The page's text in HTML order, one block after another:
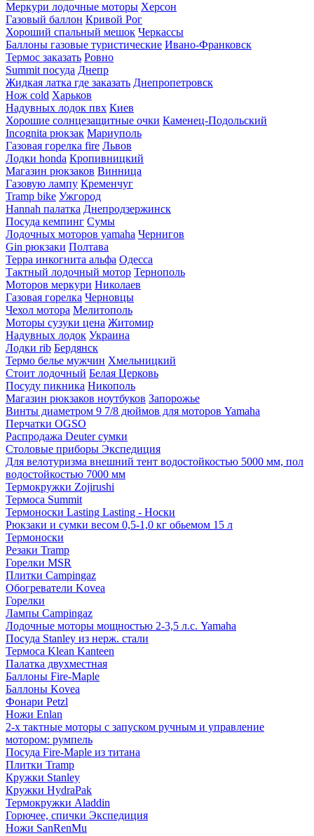
Меркури лодочные моторы Херсон
Газовый баллон Кривой Рог
Хороший спальный мешок Черкассы
Баллоны газовые туристические Ивано-Франковск
Термос заказать Ровно
Summit посуда Днепр
Жидкая латка где заказать Днепропетровск
Нож cold Харьков
Надувных лодок пвх Киев
Хорошие солнцезащитные очки Каменец-Подольский
Incognita рюкзак Мариуполь
Газовая горелка fire Львов
Лодки honda Кропивницкий
Магазин рюкзаков Винница
Газовую лампу Кременчуг
Tramp bike Ужгород
Hannah палатка Днепродзержинск
Посуда кемпинг Сумы
Лодочных моторов yamaha Чернигов
Gin рюкзаки Полтава
Терра инкогнита альфа Одесса
Тактный лодочный мотор Тернополь
Моторов меркури Николаев
Газовая горелка Черновцы
Чехол мотора Мелитополь
Моторы сузуки цена Житомир
Надувных лодок Украина
Лодки rib Бердянск
Термо белье мужчин Хмельницкий
Стоит лодочный Белая Церковь
Посуду пикника Никополь
Магазин рюкзаков ноутбуков Запорожье
Винты диаметром 9 7/8 дюймов для моторов Yamaha
Перчатки OGSO
Распродажа Deuter сумки
Столовые приборы Экспедиция
Для велотуризма внешний тент водостойкостью 5000 мм, пол
водостойкостью 7000 мм
Термокружки Zojirushi
Термоса Summit
Термоноски Lasting Lasting - Носки
Рюкзаки и сумки весом 0,5-1,0 кг обьемом 15 л
Термоноски
Резаки Tramp
Горелки MSR
Плитки Campingaz
Обогреватели Kovea
Горелки
Лампы Campingaz
Лодочные моторы мощностью 2-3,5 л.с. Yamaha
Посуда Stanley из нерж. стали
Термоса Klean Kanteen
Палатка двухместная
Баллоны Fire-Maple
Баллоны Kovea
Фонари Petzl
Ножи Enlan
2-х тактные моторы с запуском ручным и управление
мотором: румпель
Посуда Fire-Maple из титана
Плитки Tramp
Кружки Stanley
Кружки HydraPak
Термокружки Aladdin
Горючее, спички Экспедиция
Ножи SanRenMu